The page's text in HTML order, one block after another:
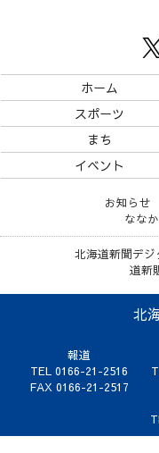
ホーム
スポーツ
まち
イベント
お知らせ
なな
北海道新聞デジ
道新
北
報道
TEL 0166-21-2516
FAX 0166-21-2517